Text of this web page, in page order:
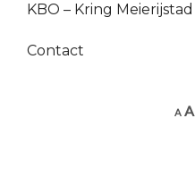
KBO – Kring Meierijstad
Contact
A A